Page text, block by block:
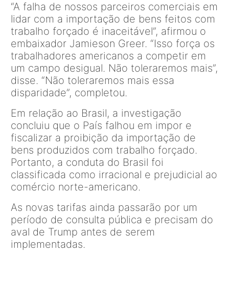
“A falha de nossos parceiros comerciais em
lidar com a importação de bens feitos com
trabalho forçado é inaceitável”, afirmou o
embaixador Jamieson Greer. “Isso força os
trabalhadores americanos a competir em
um campo desigual. Não toleraremos mais”,
disse. “Não toleraremos mais essa
disparidade”, completou.
Em relação ao Brasil, a investigação
concluiu que o País falhou em impor e
fiscalizar a proibição da importação de
bens produzidos com trabalho forçado.
Portanto, a conduta do Brasil foi
classificada como irracional e prejudicial ao
comércio norte-americano.
As novas tarifas ainda passarão por um
período de consulta pública e precisam do
aval de Trump antes de serem
implementadas.